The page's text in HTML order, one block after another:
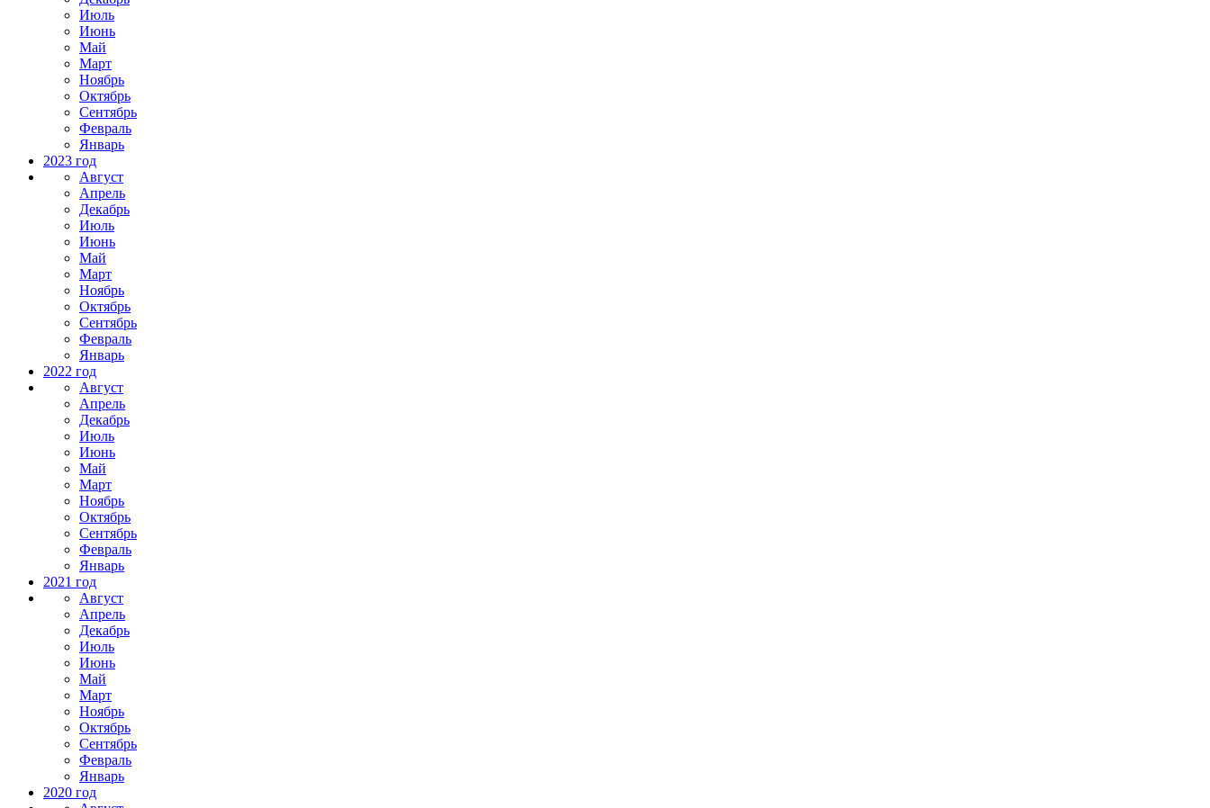
Июль
Июнь
Май
Март
Ноябрь
Октябрь
Сентябрь
Февраль
Январь
2023 год
Август
Апрель
Декабрь
Июль
Июнь
Май
Март
Ноябрь
Октябрь
Сентябрь
Февраль
Январь
2022 год
Август
Апрель
Декабрь
Июль
Июнь
Май
Март
Ноябрь
Октябрь
Сентябрь
Февраль
Январь
2021 год
Август
Апрель
Декабрь
Июль
Июнь
Май
Март
Ноябрь
Октябрь
Сентябрь
Февраль
Январь
2020 год